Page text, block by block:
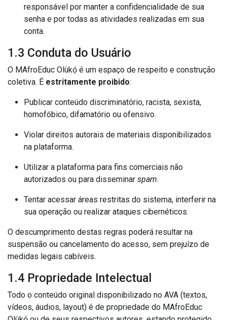
responsável por manter a confidencialidade de sua
senha e por todas as atividades realizadas em sua
conta.
1.3 Conduta do Usuário
O MAfroEduc Olùkọ́ é um espaço de respeito e construção
coletiva. É estritamente proibido:
Publicar conteúdo discriminatório, racista, sexista,
homofóbico, difamatório ou ofensivo.
Violar direitos autorais de materiais disponibilizados
na plataforma.
Utilizar a plataforma para fins comerciais não
autorizados ou para disseminar spam.
Tentar acessar áreas restritas do sistema, interferir na
sua operação ou realizar ataques cibernéticos.
O descumprimento destas regras poderá resultar na
suspensão ou cancelamento do acesso, sem prejuízo de
medidas legais cabíveis.
1.4 Propriedade Intelectual
Todo o conteúdo original disponibilizado no AVA (textos,
vídeos, áudios, layout) é de propriedade do MAfroEduc